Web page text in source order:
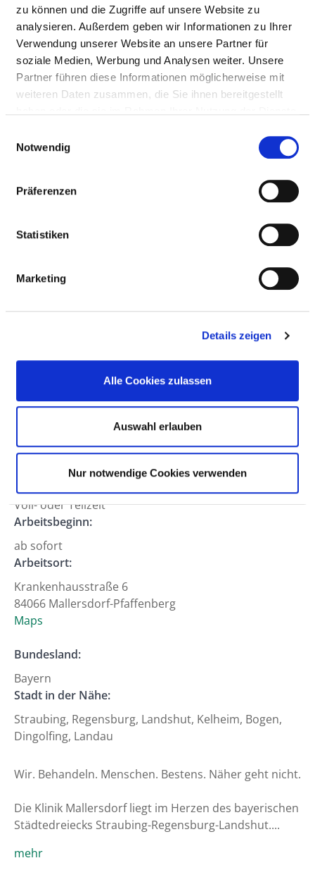
zu können und die Zugriffe auf unsere Website zu
analysieren. Außerdem geben wir Informationen zu Ihrer
Verwendung unserer Website an unsere Partner für
soziale Medien, Werbung und Analysen weiter. Unsere
Partner führen diese Informationen möglicherweise mit
weiteren Daten zusammen, die Sie ihnen bereitgestellt
Notwendig
Präferenzen
Statistiken
Marketing
Details zeigen
Alle Cookies zulassen
Auswahl erlauben
Nur notwendige Cookies verwenden
PFLEGEFACHMANN/PFLEGEFACHFRAU
Pflegedienst
Examinierte Pflegekraft
Arbeitszeit:
Voll- oder Teilzeit
Arbeitsbeginn:
ab sofort
Arbeitsort:
Krankenhausstraße 6
84066 Mallersdorf-Pfaffenberg
Maps
Bundesland:
Bayern
Stadt in der Nähe:
Straubing, Regensburg, Landshut, Kelheim, Bogen,
Dingolfing, Landau
Wir. Behandeln. Menschen. Bestens. Näher geht nicht.
Die Klinik Mallersdorf liegt im Herzen des bayerischen
Städtedreiecks Straubing-Regensburg-Landshut....
mehr